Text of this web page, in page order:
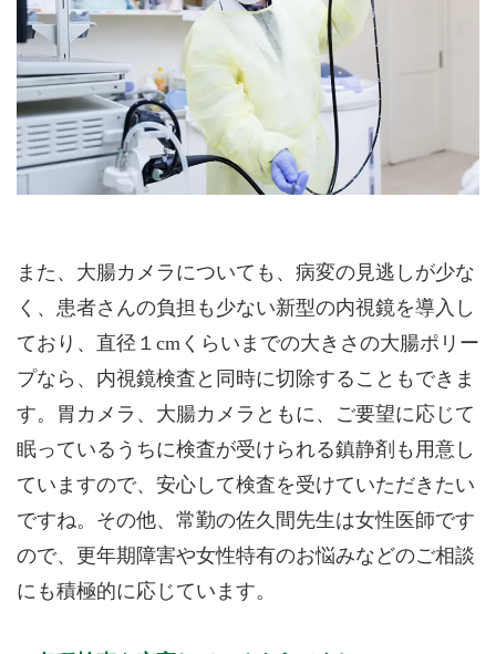
また、大腸カメラについても、病変の見逃しが少な
く、患者さんの負担も少ない新型の内視鏡を導入し
ており、直径１cmくらいまでの大きさの大腸ポリー
プなら、内視鏡検査と同時に切除することもできま
す。胃カメラ、大腸カメラともに、ご要望に応じて
眠っているうちに検査が受けられる鎮静剤も用意し
ていますので、安心して検査を受けていただきたい
ですね。その他、常勤の佐久間先生は女性医師です
ので、更年期障害や女性特有のお悩みなどのご相談
にも積極的に応じています。